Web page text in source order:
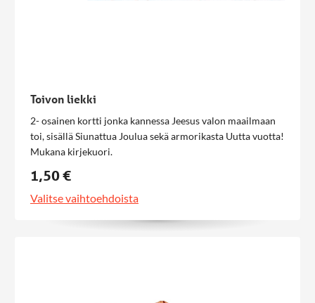
Toivon liekki
2- osainen kortti jonka kannessa Jeesus valon maailmaan
toi, sisällä Siunattua Joulua sekä armorikasta Uutta vuotta!
Mukana kirjekuori.
1,50 €
Valitse vaihtoehdoista